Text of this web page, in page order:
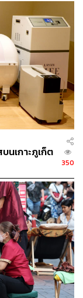
ป็นไทย
ด้รับรางวัลระดับ
Tatler Spa
โดยความ
ลยีล้ำสมัย
ฝงอยู่ในทุกการ
ะเอียด
นเกาะภูเก็ต
350